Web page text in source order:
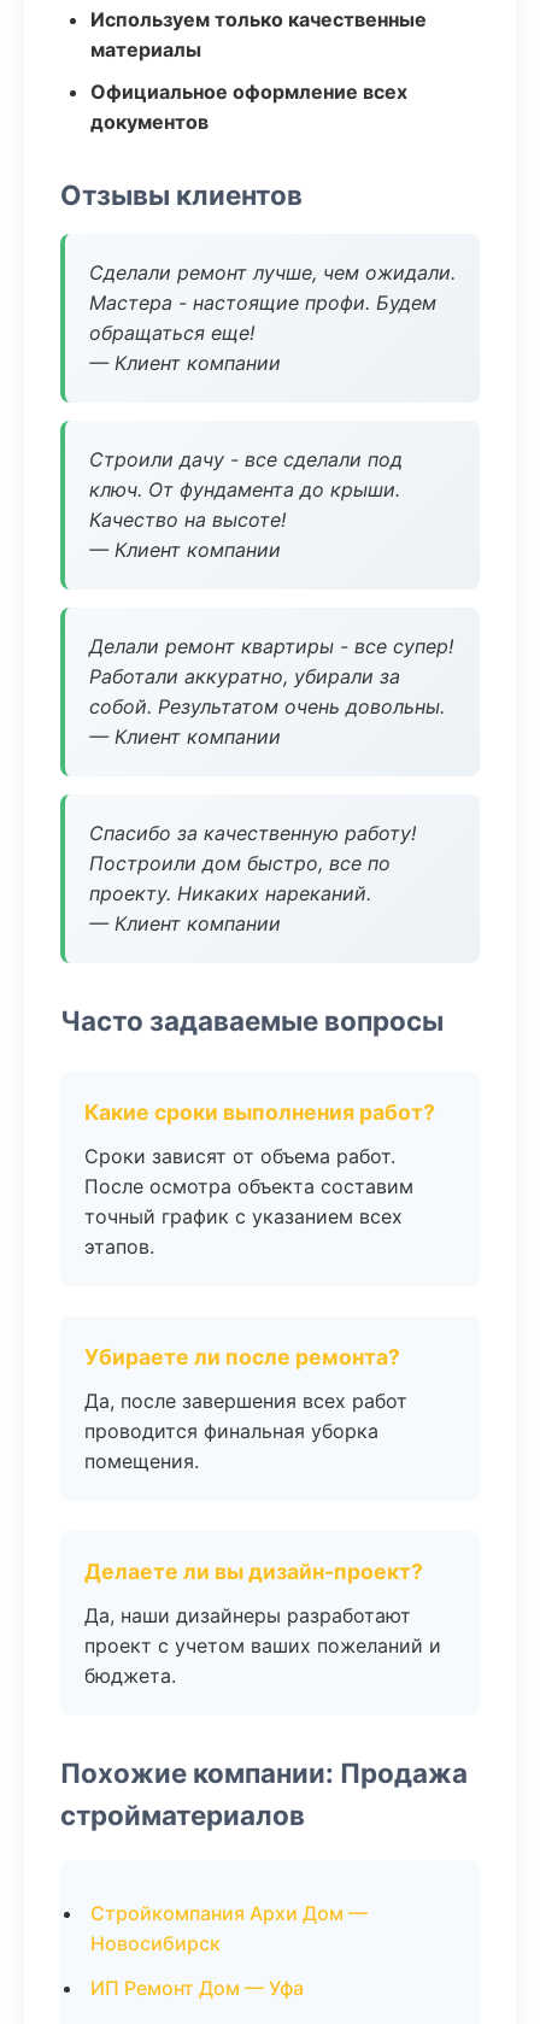
Используем только качественные
материалы
Официальное оформление всех
документов
Отзывы клиентов
Сделали ремонт лучше, чем ожидали.
Мастера - настоящие профи. Будем
обращаться еще!
— Клиент компании
Строили дачу - все сделали под
ключ. От фундамента до крыши.
Качество на высоте!
— Клиент компании
Делали ремонт квартиры - все супер!
Работали аккуратно, убирали за
собой. Результатом очень довольны.
— Клиент компании
Спасибо за качественную работу!
Построили дом быстро, все по
проекту. Никаких нареканий.
— Клиент компании
Часто задаваемые вопросы
Какие сроки выполнения работ?
Сроки зависят от объема работ.
После осмотра объекта составим
точный график с указанием всех
этапов.
Убираете ли после ремонта?
Да, после завершения всех работ
проводится финальная уборка
помещения.
Делаете ли вы дизайн-проект?
Да, наши дизайнеры разработают
проект с учетом ваших пожеланий и
бюджета.
Похожие компании: Продажа
стройматериалов
Стройкомпания Архи Дом —
Новосибирск
ИП Ремонт Дом — Уфа